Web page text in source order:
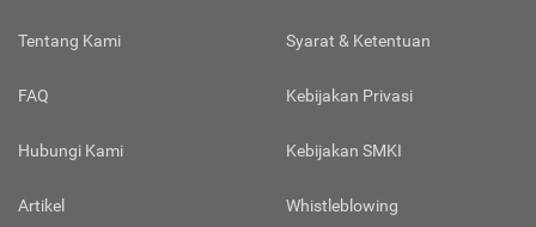
Tentang Kami
FAQ
Hubungi Kami
Artikel
Syarat & Ketentuan
Kebijakan Privasi
Kebijakan SMKI
Whistleblowing